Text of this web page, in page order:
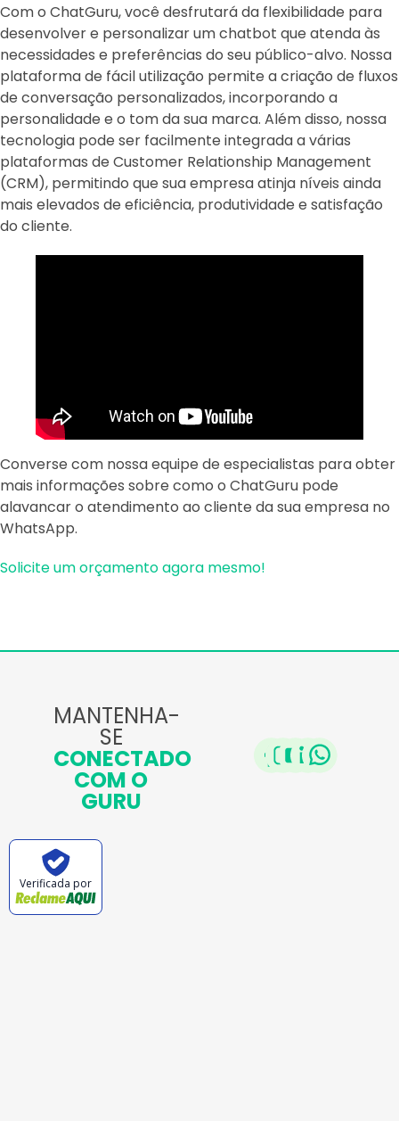
Com o ChatGuru, você desfrutará da flexibilidade para
desenvolver e personalizar um chatbot que atenda às
necessidades e preferências do seu público-alvo. Nossa
plataforma de fácil utilização permite a criação de fluxos
de conversação personalizados, incorporando a
personalidade e o tom da sua marca. Além disso, nossa
tecnologia pode ser facilmente integrada a várias
plataformas de Customer Relationship Management
(CRM), permitindo que sua empresa atinja níveis ainda
mais elevados de eficiência, produtividade e satisfação
do cliente.
Converse com nossa equipe de especialistas para obter
mais informações sobre como o ChatGuru pode
alavancar o atendimento ao cliente da sua empresa no
WhatsApp.
Solicite um orçamento agora mesmo!
MANTENHA-
SE
CONECTADO
COM O
GURU
Verificada por